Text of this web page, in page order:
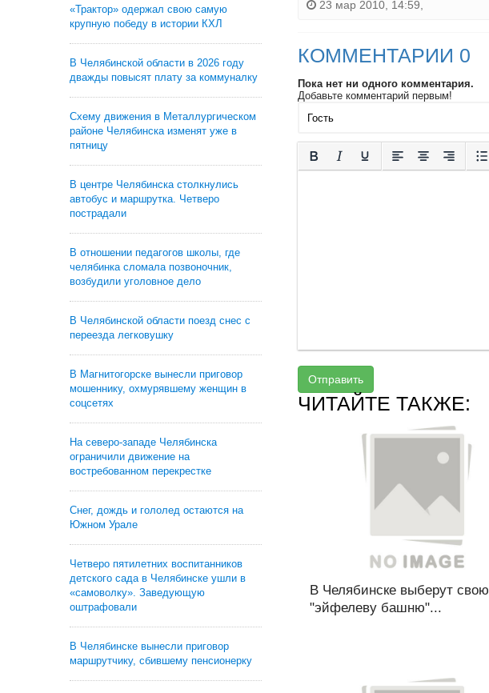
«Трактор» одержал свою самую
крупную победу в истории КХЛ
В Челябинской области в 2026 году
дважды повысят плату за коммуналку
Схему движения в Металлургическом
районе Челябинска изменят уже в
пятницу
В центре Челябинска столкнулись
автобус и маршрутка. Четверо
пострадали
В отношении педагогов школы, где
челябинка сломала позвоночник,
возбудили уголовное дело
В Челябинской области поезд снес с
переезда легковушку
В Магнитогорске вынесли приговор
мошеннику, охмурявшему женщин в
соцсетях
На северо-западе Челябинска
ограничили движение на
востребованном перекрестке
Снег, дождь и гололед остаются на
Южном Урале
Четверо пятилетних воспитанников
детского сада в Челябинске ушли в
«самоволку». Заведующую
оштрафовали
В Челябинске вынесли приговор
маршрутчику, сбившему пенсионерку
23 мар 2010, 14:59,
КОММЕНТАРИИ 0
Пока нет ни одного комментария.
Добавьте комментарий первым!
Отправить
ЧИТАЙТЕ ТАКЖЕ:
В Челябинске выберут свою
"эйфелеву башню"...